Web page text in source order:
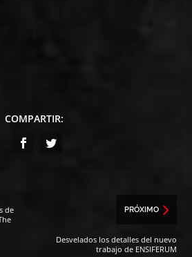
COMPARTIR:
de
PRÓXIMO
Desvelados los detalles del nuevo
trabajo de ENSIFERUM